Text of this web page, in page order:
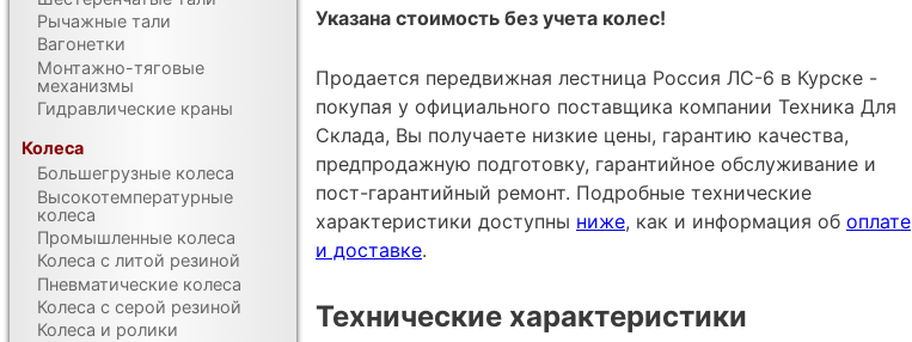
Указана стоимость без учета колес!
Продается передвижная лестница Россия ЛС-6 в Курске -
покупая у официального поставщика компании Техника Для
Склада, Вы получаете низкие цены, гарантию качества,
предпродажную подготовку, гарантийное обслуживание и
пост-гарантийный ремонт. Подробные технические
характеристики доступны ниже, как и информация об оплате
и доставке.
Технические характеристики
Рычажные тали
Вагонетки
Монтажно-тяговые
механизмы
Гидравлические краны
Колеса
Большегрузные колеса
Высокотемпературные
колеса
Промышленные колеса
Колеса с литой резиной
Пневматические колеса
Колеса с серой резиной
Колеса и ролики